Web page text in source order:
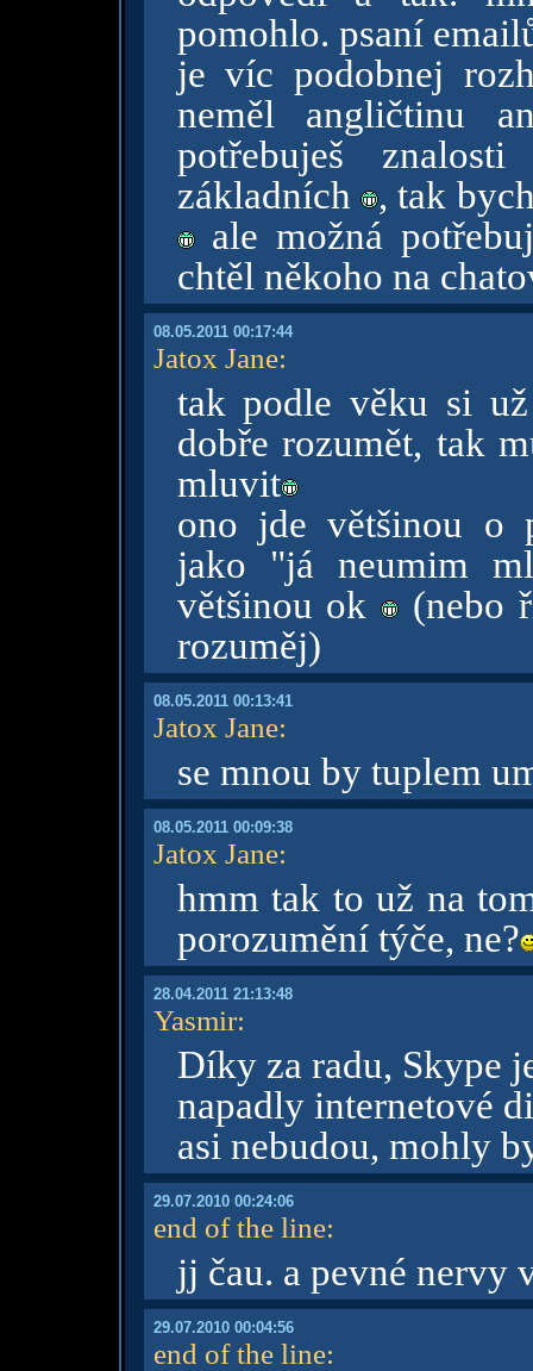
pomohlo. psaní
je víc podobnej
neměl angličtinu
potřebuješ
základních
, tak
ale možná
chtěl někoho na
08.05.2011 00:17:44
Jatox Jane:
tak podle věku si
dobře rozumět, tak
mluvit
ono jde většinou o
jako "já neumim
většinou ok
(nebo
rozuměj)
08.05.2011 00:13:41
Jatox Jane:
se mnou by tuplem
08.05.2011 00:09:38
Jatox Jane:
hmm tak to už na
porozumění týče, ne?
28.04.2011 21:13:48
Yasmir:
Díky za radu, Skype
napadly internetové
asi nebudou, mohly
29.07.2010 00:24:06
end of the line:
jj čau. a pevné nervy
29.07.2010 00:04:56
end of the line: